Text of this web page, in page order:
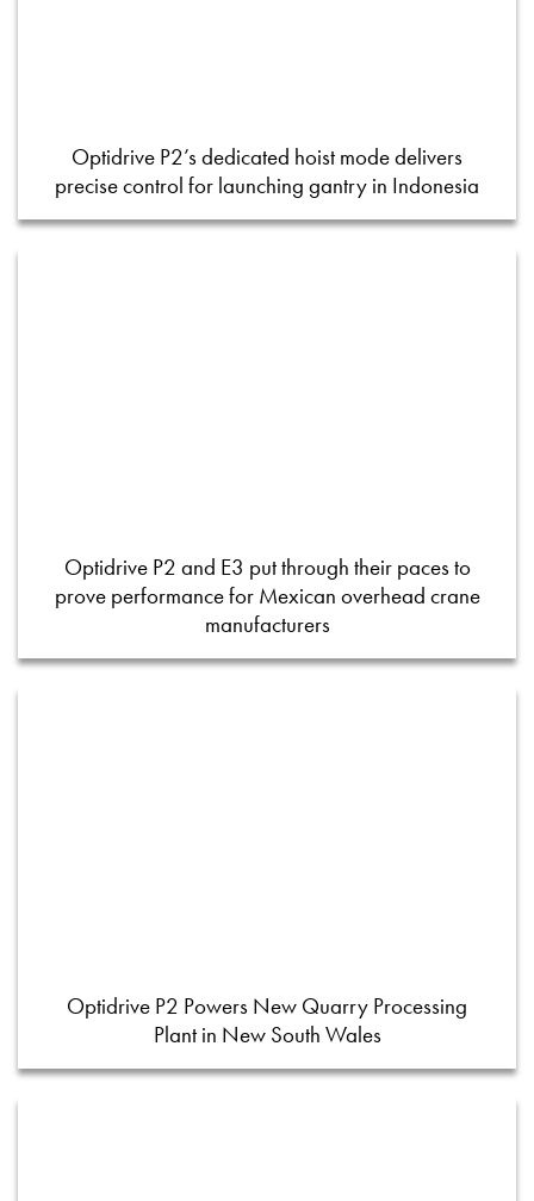
Optidrive P2’s dedicated hoist mode delivers
precise control for launching gantry in Indonesia
Optidrive P2 and E3 put through their paces to
prove performance for Mexican overhead crane
manufacturers
Optidrive P2 Powers New Quarry Processing
Plant in New South Wales